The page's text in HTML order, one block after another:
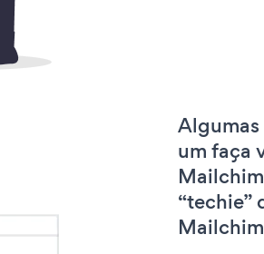
um faça
“techie”